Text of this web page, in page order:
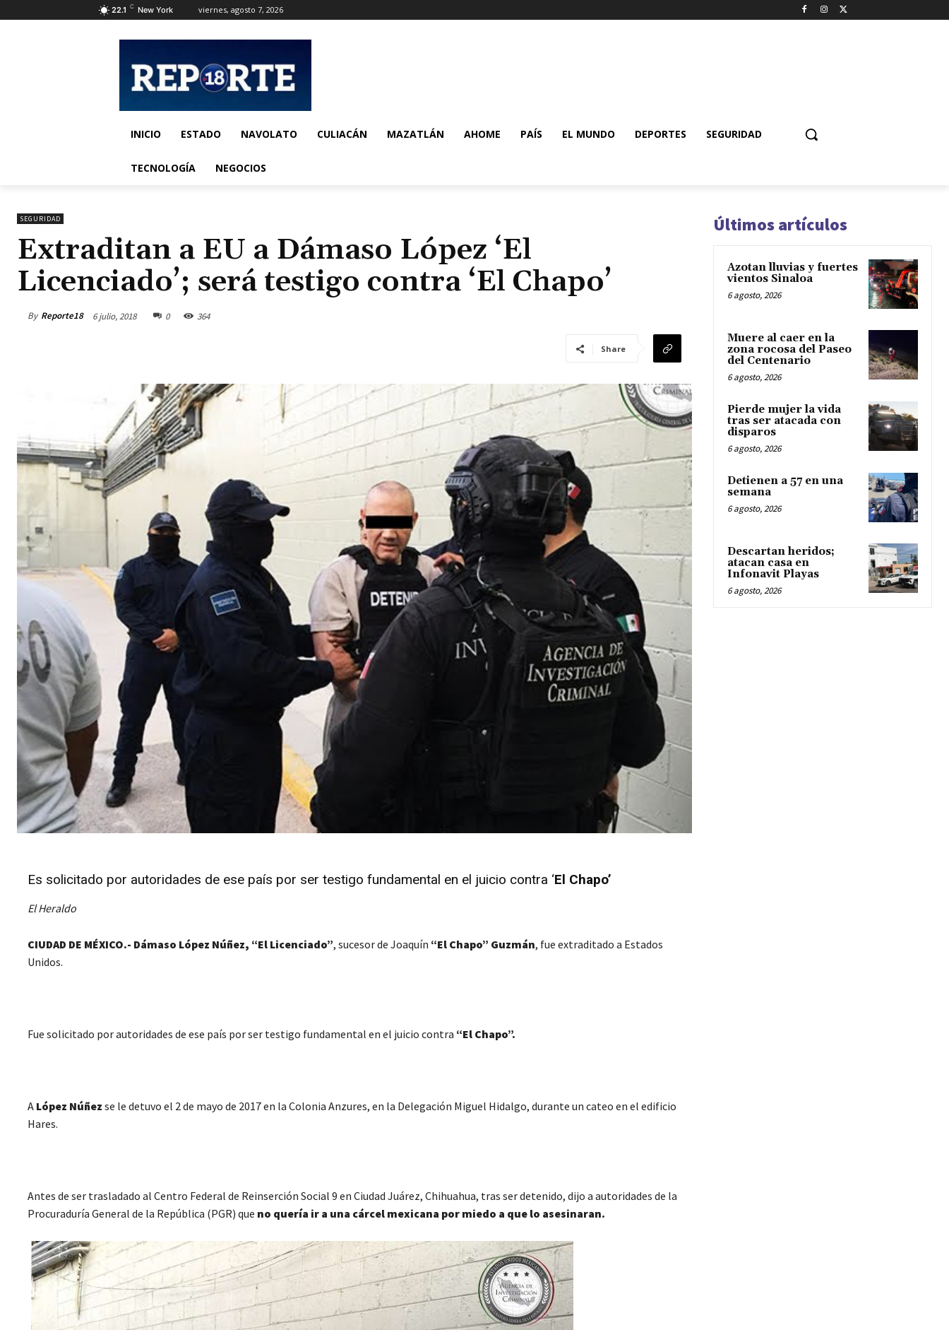
22.1 C New York viernes, agosto 7, 2026
INICIO ESTADO NAVOLATO CULIACÁN MAZATLÁN AHOME PAÍS EL MUNDO DEPORTES SEGURIDAD
TECNOLOGÍA NEGOCIOS
SEGURIDAD
Extraditan a EU a Dámaso López ‘El
Licenciado’; será testigo contra ‘El Chapo’
By Reporte18 6 julio, 2018 0 364
Share
Es solicitado por autoridades de ese país por ser testigo fundamental en el juicio contra ‘El Chapo’
El Heraldo
CIUDAD DE MÉXICO.- Dámaso López Núñez, “El Licenciado”, sucesor de Joaquín “El Chapo” Guzmán, fue extraditado a Estados
Unidos.
Fue solicitado por autoridades de ese país por ser testigo fundamental en el juicio contra “El Chapo”.
A López Núñez se le detuvo el 2 de mayo de 2017 en la Colonia Anzures, en la Delegación Miguel Hidalgo, durante un cateo en el edificio
Hares.
Antes de ser trasladado al Centro Federal de Reinserción Social 9 en Ciudad Juárez, Chihuahua, tras ser detenido, dijo a autoridades de la
Procuraduría General de la República (PGR) que no quería ir a una cárcel mexicana por miedo a que lo asesinaran.
Últimos artículos
Azotan lluvias y fuertes
vientos Sinaloa
6 agosto, 2026
Muere al caer en la
zona rocosa del Paseo
del Centenario
6 agosto, 2026
Pierde mujer la vida
tras ser atacada con
disparos
6 agosto, 2026
Detienen a 57 en una
semana
6 agosto, 2026
Descartan heridos;
atacan casa en
Infonavit Playas
6 agosto, 2026